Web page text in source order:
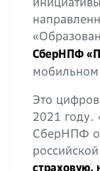
СберНПФ
Это
2021 году.
СберНПФ
страховую,